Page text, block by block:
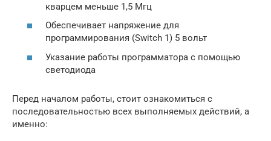
кварцем меньше 1,5 Мгц
Обеспечивает напряжение для
программирования (Switch 1) 5 вольт
Указание работы программатора с помощью
светодиода
Перед началом работы, стоит ознакомиться с
последовательностью всех выполняемых действий, а
именно: